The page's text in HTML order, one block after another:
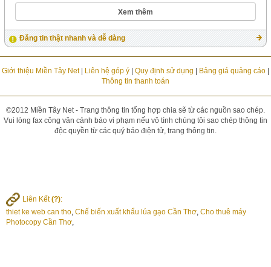
Xem thêm
Đăng tin thật nhanh và dễ dàng
Giới thiệu Miền Tây Net| Liên hệ góp ý| Quy định sử dụng Bảng giá quảng cáo|
Thông tin thanh toán
©2012 Miền Tây Net - Trang thông tin tổng hợp chia sẽ từ các nguồn sao chép.
Vui lòng fax công văn cảnh báo vi phạm nếu vô tình chúng tôi sao chép thông tin
độc quyền từ các quý báo điện tử, trang thông tin.
Liên Kết(?):
thiet ke web can tho, Chế biến xuất khẩu lúa gạo Cần Thơ, Cho thuê máy
Photocopy Cần Thơ,